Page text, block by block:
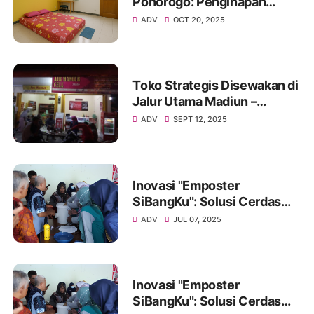
Nyaman dan Strategis untuk
ADV OCT 20, 2025
Toko Strategis Disewakan di
Jalur Utama Madiun –
Ponorogo, Cocok untuk
ADV SEPT 12, 2025
Inovasi "Emposter
SiBangKu": Solusi Cerdas
Masyarakat Jatipurno Olah
ADV JUL 07, 2025
Inovasi "Emposter
SiBangKu": Solusi Cerdas